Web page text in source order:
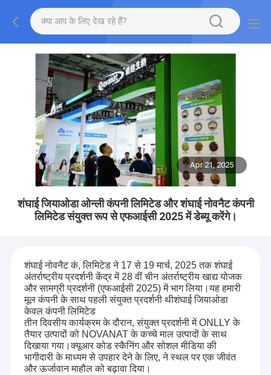
Apr 21, 2025
शंघाई जियाओडा ओन्ली कंपनी लिमिटेड और शंघाई नोवनैट कंपनी
लिमिटेड संयुक्त रूप से एफआईसी 2025 में डेब्यू करेंगे।
शंघाई नोवनैट कं, लिमिटेड ने 17 से 19 मार्च, 2025 तक शंघाई
अंतर्राष्ट्रीय प्रदर्शनी केंद्र में 28 वीं चीन अंतर्राष्ट्रीय खाद्य योजक
और सामग्री प्रदर्शनी (एफआईसी 2025) में भाग लिया।यह हमारी
मूल कंपनी के साथ पहली संयुक्त प्रदर्शनी थीशंघाई जियाओडा
केवल कंपनी लिमिटेड
तीन दिवसीय कार्यक्रम के दौरान, संयुक्त प्रदर्शनी में ONLLY के
तैयार उत्पादों को NOVANAT के कच्चे माल उत्पादों के साथ
दिखाया गया।क्यूआर कोड स्कैनिंग और सोशल मीडिया की
भागीदारी के माध्यम से उपहार देने के लिए, ने स्थल पर एक जीवंत
और ऊर्जावान माहौल को बढ़ावा दिया।